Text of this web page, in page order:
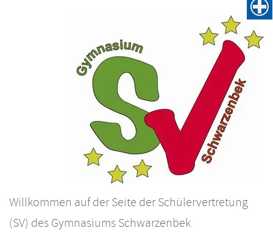
Willkommen auf der Seite der Schülervertretung
(SV) des Gymnasiums Schwarzenbek